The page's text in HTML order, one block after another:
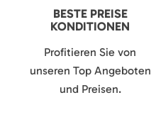
BESTE PREISE
KONDITIONEN
Profitieren Sie von
unseren Top Angeboten
und Preisen.